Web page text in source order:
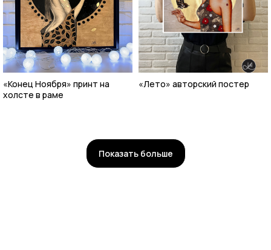
«Конец Ноября» принт на
холсте в раме
«Лето» авторский постер
Показать больше